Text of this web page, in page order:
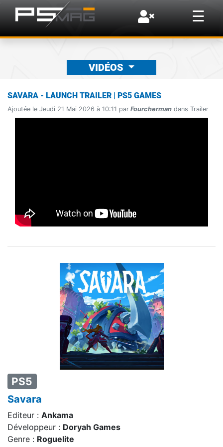
☰
×
VIDÉOS
PS5
Savara
Editeur : Ankama
Développeur : Doryah Games
Genre : Roguelite
SAVARA - LAUNCH TRAILER | PS5 GAMES
Ajoutée le Jeudi 21 Mai 2026 à 10:11 par Fourcherman dans Trailer